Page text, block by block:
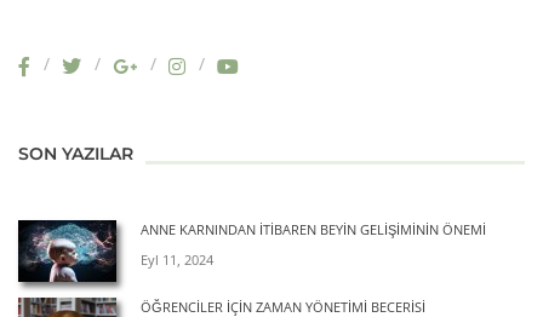
SON YAZILAR
ANNE KARNINDAN İTIBAREN BEYIN GELIŞIMININ ÖNEMI
Eyl 11, 2024
ÖĞRENCILER İÇIN ZAMAN YÖNETIMI BECERISI